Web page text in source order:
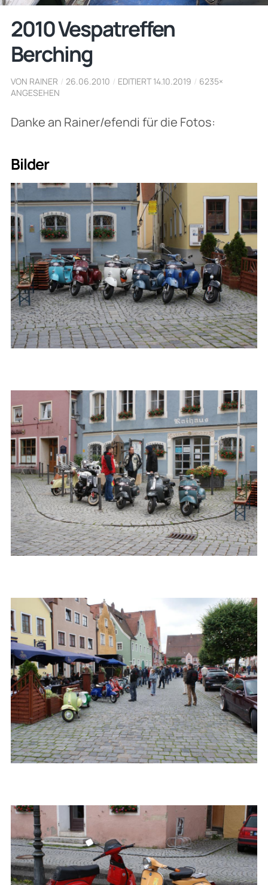
2010 Vespatreffen
Berching
VON RAINER / 26.06.2010 / EDITIERT 14.10.2019 / 6235×
ANGESEHEN
Danke an Rainer/efendi für die Fotos:
Bilder